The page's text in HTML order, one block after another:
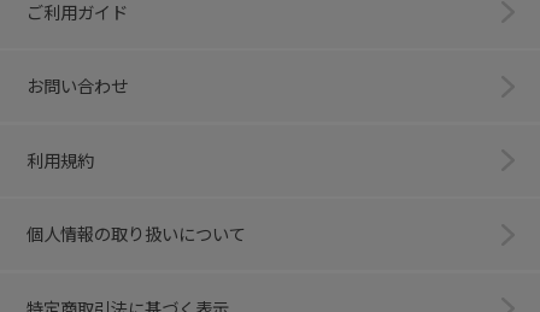
ご利用ガイド
お問い合わせ
利用規約
個人情報の取り扱いについて